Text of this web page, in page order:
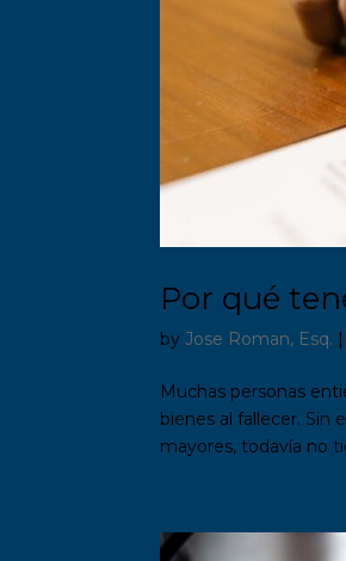
Por qué
byJose Roman, Esq. |
Muchas personas
bienes al fallecer.
mayores, todavía no